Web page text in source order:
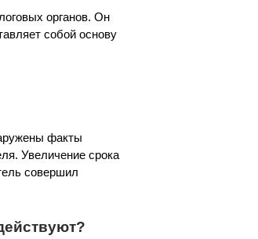
органов. Он
собой основу
факты
Увеличение срока
совершил